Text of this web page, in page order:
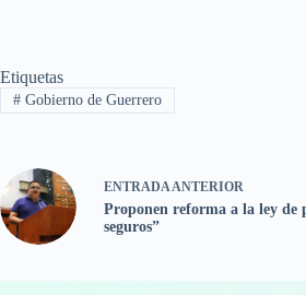
Etiquetas
#Gobierno de Guerrero
ENTRADAANTERIOR
Proponen reforma a la ley de
seguros”